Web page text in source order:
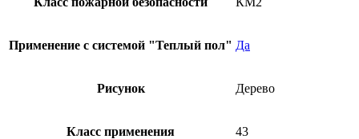
Применение с системой "Теплый пол" Да
Рисунок Дерево
Класс применения 43